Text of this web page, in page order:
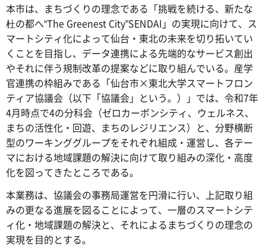
本市は、まちづくりの理念である「挑戦を続ける、新たな
杜の都へ“The Greenest City”SENDAI」の実現に向けて、ス
マートシティ化によって仙台・東北の未来を切り拓いてい
くことを目指し、データ連携による先端的なサービス創出
やそれに伴う規制改革の提案などに取り組んでいる。産学
官連携の枠組みである「仙台市×東北大学スマートフロン
ティア協議会（以下「協議会」という。）」では、令和7年
4月時点で4の分科会（ゼロカーボンシティ、ウェルネス、
まちの活性化・回遊、まちのレジリエンス）と、分野横断
型のワーキンググループをそれぞれ組成・運営し、各テー
マにおける地域課題の解決に向けて取り組みの深化・高度
化を図ってきたところである。
本業務は、協議会の事務局運営を円滑に行い、上記取り組
みの更なる進展を図ることによって、一層のスマートシテ
ィ化・地域課題の解決と、それによるまちづくりの理念の
実現を目的とする。